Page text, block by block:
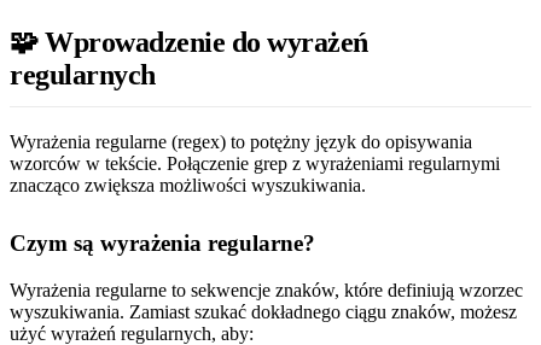
🧩 Wprowadzenie do wyrażeń
regularnych
Wyrażenia regularne (regex) to potężny język do opisywania
wzorców w tekście. Połączenie grep z wyrażeniami regularnymi
znacząco zwiększa możliwości wyszukiwania.
Czym są wyrażenia regularne?
Wyrażenia regularne to sekwencje znaków, które definiują wzorzec
wyszukiwania. Zamiast szukać dokładnego ciągu znaków, możesz
użyć wyrażeń regularnych, aby: